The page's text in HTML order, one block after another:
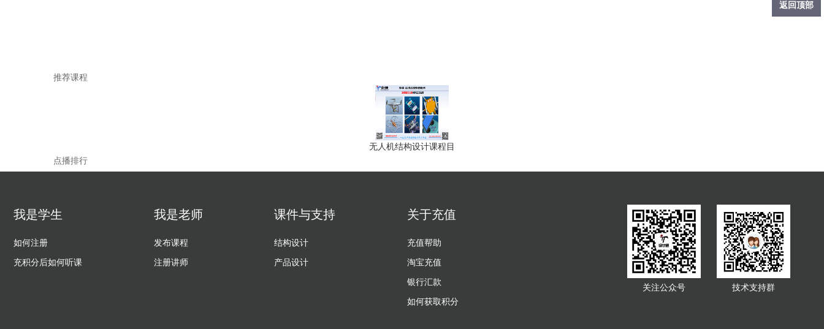
推荐课程
无人机结构设计课程目
点播排行
返回顶部
我是学生
如何注册
充积分后如何听课
我是老师
发布课程
注册讲师
课件与支持
结构设计
产品设计
关于充值
充值帮助
淘宝充值
银行汇款
如何获取积分
关注公众号 技术支持群